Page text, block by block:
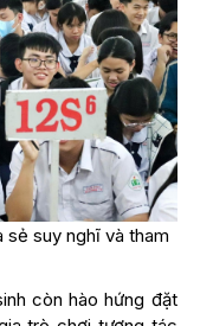
sẻ suy nghĩ và tham
còn hào hứng đặt